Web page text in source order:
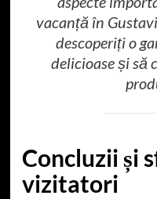
vacanță în
descoperiți o
delicioase și să
Concluzii și
vizitatori